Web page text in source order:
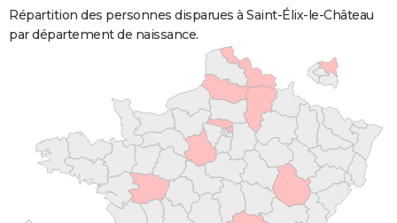
Répartition des personnes disparues à Saint-Élix-le-Château
par département de naissance.